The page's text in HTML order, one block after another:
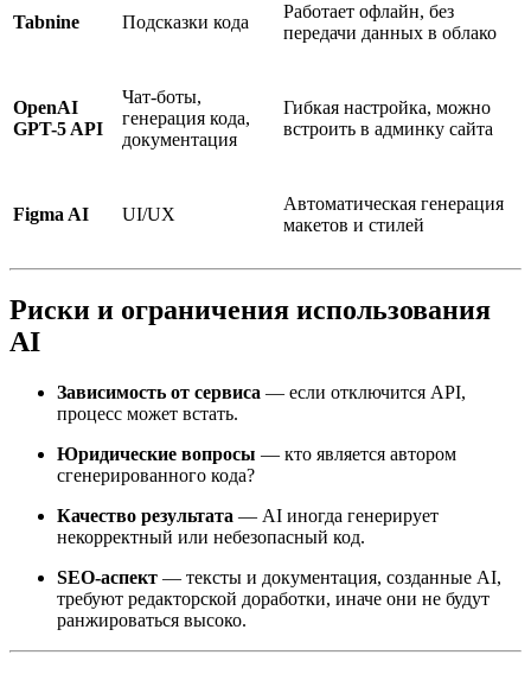
Tabnine Подсказки кода
Работает офлайн, без
передачи данных в облако
OpenAI
GPT-5 API
Чат-боты,
генерация кода,
документация
Гибкая настройка, можно
встроить в админку сайта
Figma AI UI/UX
Автоматическая генерация
макетов и стилей
Риски и ограничения использования
AI
Зависимость от сервиса — если отключится API,
процесс может встать.
Юридические вопросы — кто является автором
сгенерированного кода?
Качество результата — AI иногда генерирует
некорректный или небезопасный код.
SEO-аспект — тексты и документация, созданные AI,
требуют редакторской доработки, иначе они не будут
ранжироваться высоко.